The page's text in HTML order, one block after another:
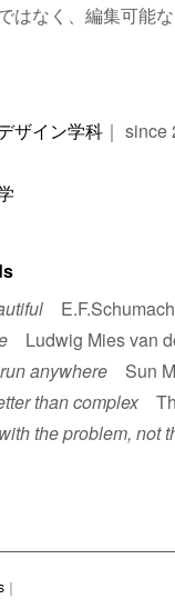
はなく、編集可能
ザイン学科｜ since
Ludwig Mies van
anywhereSun
than complex
the problem, not
｜